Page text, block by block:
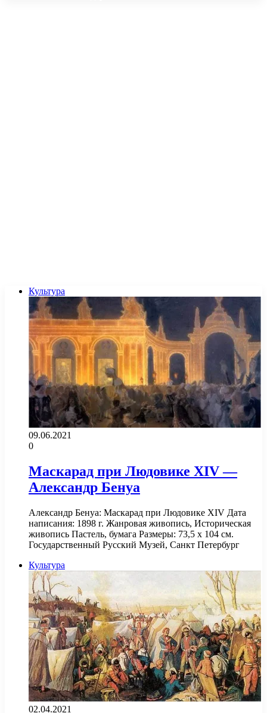
Культура
09.06.2021
0
Маскарад при Людовике XIV —
Александр Бенуа
Александр Бенуа: Маскарад при Людовике XIV Дата
написания: 1898 г. Жанровая живопись, Историческая
живопись Пастель, бумага Размеры: 73,5 x 104 см.
Государственный Русский Музей, Санкт Петербург
Культура
02.04.2021